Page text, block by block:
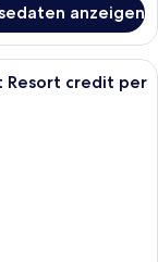
anzeigen
Resort credit per